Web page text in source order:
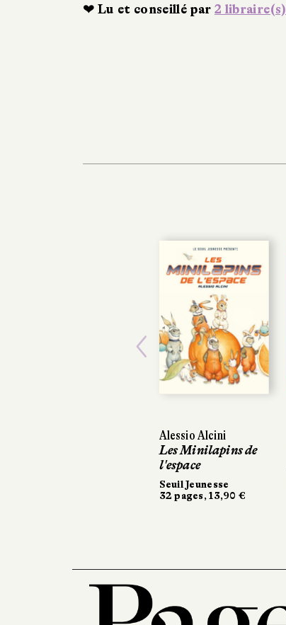
❤ Lu et conseillé par 2 libraire(s)
Alessio Alcini
Les Minilapins de
l'espace
Seuil Jeunesse
32 pages, 13,90 €
Previous